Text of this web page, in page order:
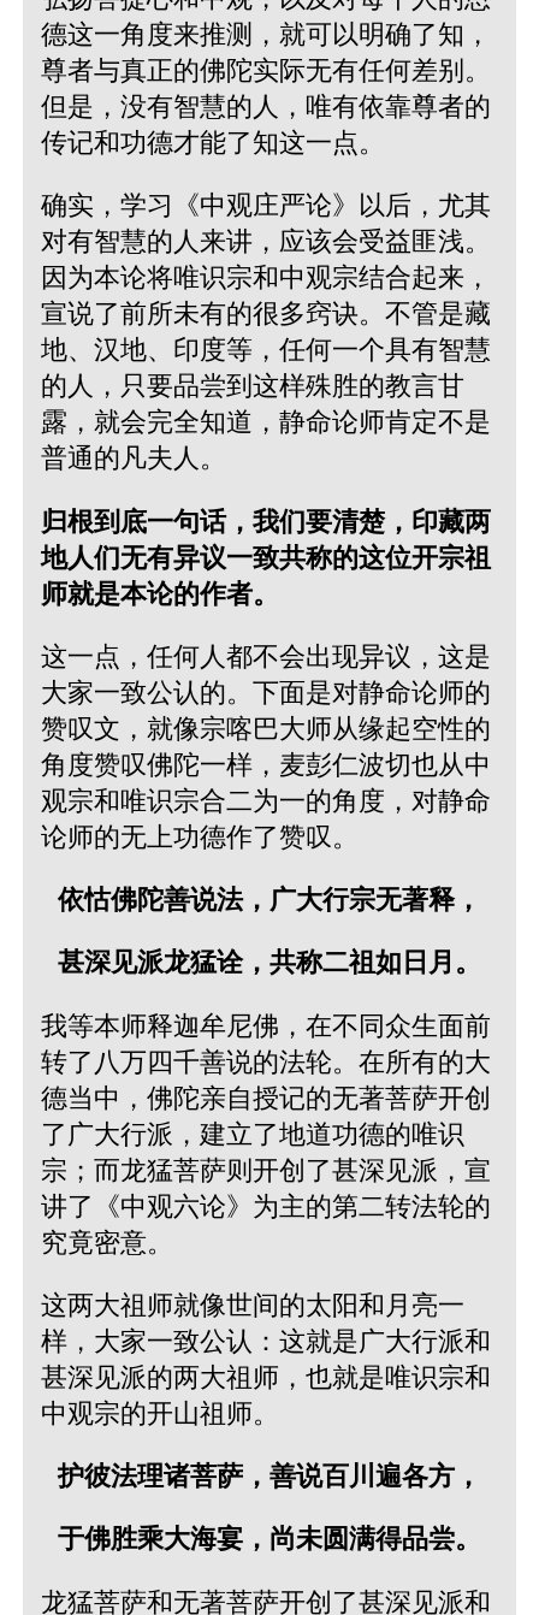
德这一角度来推测，就可以明确了知，
尊者与真正的佛陀实际无有任何差别。
但是，没有智慧的人，唯有依靠尊者的
传记和功德才能了知这一点。
确实，学习《中观庄严论》以后，尤其
对有智慧的人来讲，应该会受益匪浅。
因为本论将唯识宗和中观宗结合起来，
宣说了前所未有的很多窍诀。不管是藏
地、汉地、印度等，任何一个具有智慧
的人，只要品尝到这样殊胜的教言甘
露，就会完全知道，静命论师肯定不是
普通的凡夫人。
归根到底一句话，我们要清楚，印藏两
地人们无有异议一致共称的这位开宗祖
师就是本论的作者。
这一点，任何人都不会出现异议，这是
大家一致公认的。下面是对静命论师的
赞叹文，就像宗喀巴大师从缘起空性的
角度赞叹佛陀一样，麦彭仁波切也从中
观宗和唯识宗合二为一的角度，对静命
论师的无上功德作了赞叹。
依怙佛陀善说法，广大行宗无著释，
甚深见派龙猛诠，共称二祖如日月。
我等本师释迦牟尼佛，在不同众生面前
转了八万四千善说的法轮。在所有的大
德当中，佛陀亲自授记的无著菩萨开创
了广大行派，建立了地道功德的唯识
宗；而龙猛菩萨则开创了甚深见派，宣
讲了《中观六论》为主的第二转法轮的
究竟密意。
这两大祖师就像世间的太阳和月亮一
样，大家一致公认：这就是广大行派和
甚深见派的两大祖师，也就是唯识宗和
中观宗的开山祖师。
护彼法理诸菩萨，善说百川遍各方，
于佛胜乘大海宴，尚未圆满得品尝。
龙猛菩萨和无著菩萨开创了甚深见派和